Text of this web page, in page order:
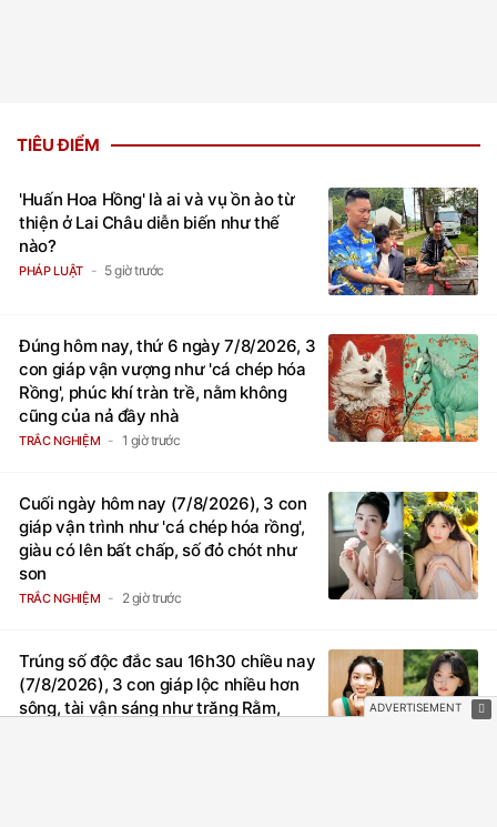
TIÊU ĐIỂM
'Huấn Hoa Hồng' là ai và vụ ồn ào từ
thiện ở Lai Châu diễn biến như thế
nào?
PHÁP LUẬT 5 giờ trước
Đúng hôm nay, thứ 6 ngày 7/8/2026, 3
con giáp vận vượng như 'cá chép hóa
Rồng', phúc khí tràn trề, nằm không
cũng của nả đầy nhà
TRẮC NGHIỆM 1 giờ trước
Cuối ngày hôm nay (7/8/2026), 3 con
giáp vận trình như 'cá chép hóa rồng',
giàu có lên bất chấp, số đỏ chót như
son
TRẮC NGHIỆM 2 giờ trước
Trúng số độc đắc sau 16h30 chiều nay
(7/8/2026), 3 con giáp lộc nhiều hơn
sông, tài vận sáng như trăng Rằm,